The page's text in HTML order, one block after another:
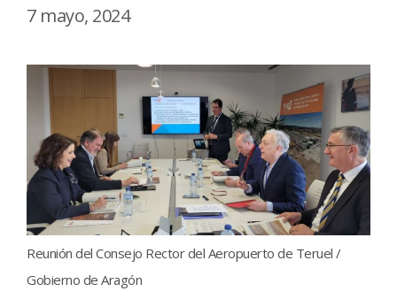
7 mayo, 2024
Reunión del Consejo Rector del Aeropuerto de Teruel /
Gobierno de Aragón